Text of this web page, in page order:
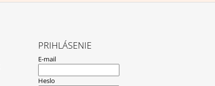
PRIHLÁSENIE
E-mail
Heslo